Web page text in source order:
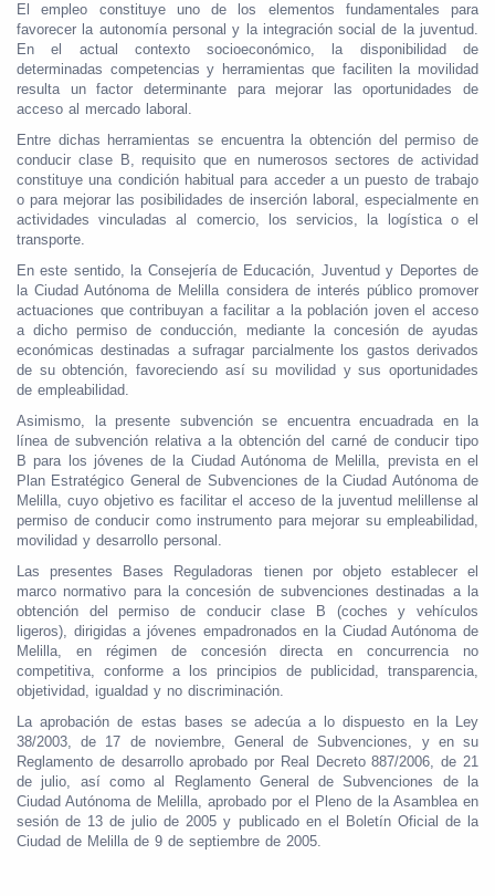
El empleo constituye uno de los elementos fundamentales para
favorecer la autonomía personal y la integración social de la juventud.
En el actual contexto socioeconómico, la disponibilidad de
determinadas competencias y herramientas que faciliten la movilidad
resulta un factor determinante para mejorar las oportunidades de
acceso al mercado laboral.
Entre dichas herramientas se encuentra la obtención del permiso de
conducir clase B, requisito que en numerosos sectores de actividad
constituye una condición habitual para acceder a un puesto de trabajo
o para mejorar las posibilidades de inserción laboral, especialmente en
actividades vinculadas al comercio, los servicios, la logística o el
transporte.
En este sentido, la Consejería de Educación, Juventud y Deportes de
la Ciudad Autónoma de Melilla considera de interés público promover
actuaciones que contribuyan a facilitar a la población joven el acceso
a dicho permiso de conducción, mediante la concesión de ayudas
económicas destinadas a sufragar parcialmente los gastos derivados
de su obtención, favoreciendo así su movilidad y sus oportunidades
de empleabilidad.
Asimismo, la presente subvención se encuentra encuadrada en la
línea de subvención relativa a la obtención del carné de conducir tipo
B para los jóvenes de la Ciudad Autónoma de Melilla, prevista en el
Plan Estratégico General de Subvenciones de la Ciudad Autónoma de
Melilla, cuyo objetivo es facilitar el acceso de la juventud melillense al
permiso de conducir como instrumento para mejorar su empleabilidad,
movilidad y desarrollo personal.
Las presentes Bases Reguladoras tienen por objeto establecer el
marco normativo para la concesión de subvenciones destinadas a la
obtención del permiso de conducir clase B (coches y vehículos
ligeros), dirigidas a jóvenes empadronados en la Ciudad Autónoma de
Melilla, en régimen de concesión directa en concurrencia no
competitiva, conforme a los principios de publicidad, transparencia,
objetividad, igualdad y no discriminación.
La aprobación de estas bases se adecúa a lo dispuesto en la Ley
38/2003, de 17 de noviembre, General de Subvenciones, y en su
Reglamento de desarrollo aprobado por Real Decreto 887/2006, de 21
de julio, así como al Reglamento General de Subvenciones de la
Ciudad Autónoma de Melilla, aprobado por el Pleno de la Asamblea en
sesión de 13 de julio de 2005 y publicado en el Boletín Oficial de la
Ciudad de Melilla de 9 de septiembre de 2005.